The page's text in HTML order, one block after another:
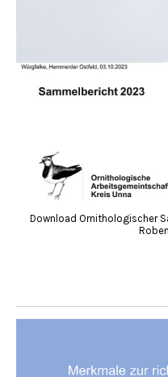
Download Ornithologischer